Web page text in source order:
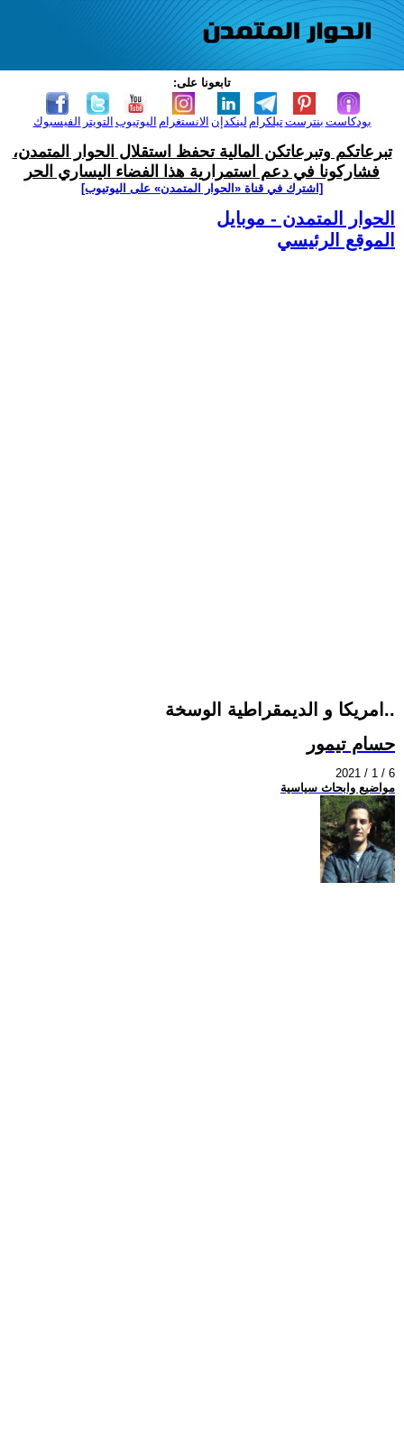
تابعونا على:
الفيسبوك التويتر اليوتيوب الانستغرام لينكدإن تيلكرامبنترست بودكاست
تبرعاتكم وتبرعاتكن المالية تحفظ استقلال الحوار المتمدن،
فشاركونا في دعم استمرارية هذا الفضاء اليساري الحر
[اشترك في قناة ‫«الحوار المتمدن» على اليوتيوب]
الحوار المتمدن - موبايل
الموقع الرئيسي
امريكا و الديمقراطية الوسخة..
حسام تيمور
2021 / 1 / 6
مواضيع وابحاث سياسية